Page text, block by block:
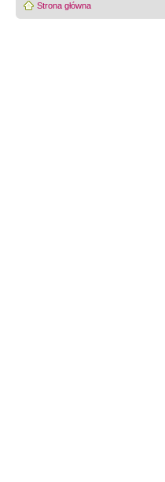
Strona główna